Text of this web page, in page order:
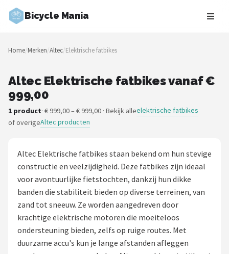
Bicycle Mania
Zoeken
NAVIGATIE
Merken
Blog
Kinderfietsen
Stadsfietsen
Elektrische fietsen
Mountainbikes
Home/Merken/Altec/Elektrische fatbikes
Altec Elektrische fatbikes vanaf €
999,00
1 product· € 999,00 – € 999,00 · Bekijk alleelektrische fatbikes
of overigeAltec producten
Altec Elektrische fatbikes staan bekend om hun stevige
constructie en veelzijdigheid. Deze fatbikes zijn ideaal
voor avontuurlijke fietstochten, dankzij hun dikke
banden die stabiliteit bieden op diverse terreinen, van
zand tot sneeuw. Ze worden aangedreven door
krachtige elektrische motoren die moeiteloos
ondersteuning bieden, zelfs op ruige routes. Met
duurzame accu's kun je lange afstanden afleggen